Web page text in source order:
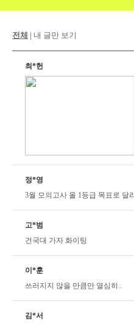
전체 | 내 글만 보기
최*헌
정*영
3월 모의고사 올 1등급 목표로 달
고*범
건국대 가자 화이팅
이*훈
쓰러지지 않을 만큼만 열심히..
김*서